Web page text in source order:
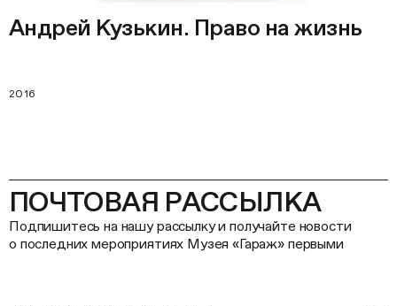
Андрей Кузькин. Право на жизнь
2016
ПОЧТОВАЯ РАССЫЛКА
Подпишитесь на нашу рассылку и получайте новости
о последних мероприятиях Музея «Гараж» первыми